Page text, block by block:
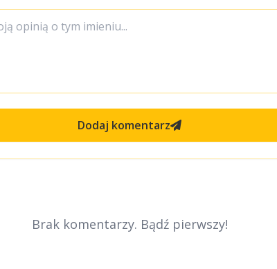
Dodaj komentarz
Brak komentarzy. Bądź pierwszy!